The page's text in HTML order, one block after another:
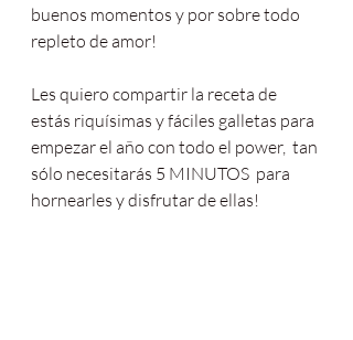
buenos momentos y por sobre todo
repleto de amor!
Les quiero compartir la receta de
estás riquísimas y fáciles galletas para
empezar el año con todo el power,  tan
sólo necesitarás 5 MINUTOS  para
hornearles y disfrutar de ellas!